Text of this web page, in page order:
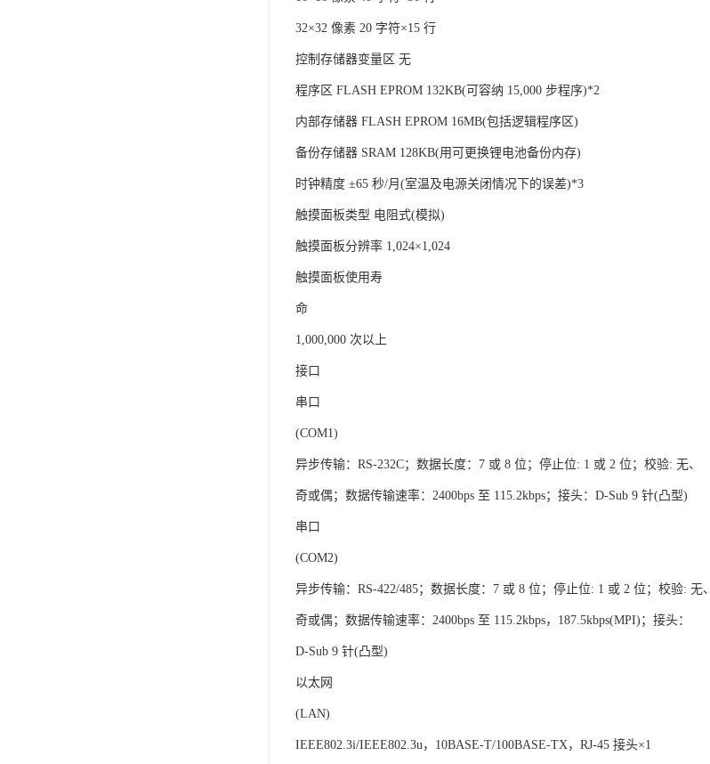
32×32 像素 20 字符×15 行
控制存储器变量区 无
程序区 FLASH EPROM 132KB(可容纳 15,000 步程序)*2
内部存储器 FLASH EPROM 16MB(包括逻辑程序区)
备份存储器 SRAM 128KB(用可更换锂电池备份内存)
时钟精度 ±65 秒/月(室温及电源关闭情况下的误差)*3
触摸面板类型 电阻式(模拟)
触摸面板分辨率 1,024×1,024
触摸面板使用寿
命
1,000,000 次以上
接口
串口
(COM1)
异步传输：RS-232C；数据长度：7 或 8 位；停止位: 1 或 2 位；校验: 无、
奇或偶；数据传输速率：2400bps 至 115.2kbps；接头：D-Sub 9 针(凸型)
串口
(COM2)
异步传输：RS-422/485；数据长度：7 或 8 位；停止位: 1 或 2 位；校验: 无、
奇或偶；数据传输速率：2400bps 至 115.2kbps，187.5kbps(MPI)；接头：
D-Sub 9 针(凸型)
以太网
(LAN)
IEEE802.3i/IEEE802.3u，10BASE-T/100BASE-TX，RJ-45 接头×1